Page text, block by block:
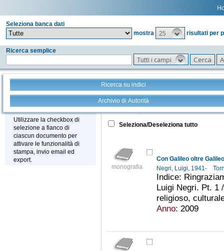
Seleziona banca dati
mostra
25 risultati per
Ricerca semplice
Tutti i campi
Ricerca su indici
Archivio di Autorità
Stampa - Email - Export
Utilizzare la checkbox di
selezione a fianco di
ciascun documento per
attivare le funzionalità di
stampa, invio email ed
export.
Tutto +
Seleziona/Deseleziona tutto
monografia
Con Galileo oltre Galileo
Negri, Luigi, 1941-
Indice:
Luigi Negri. Pt. 1
religioso,
Anno: 2009